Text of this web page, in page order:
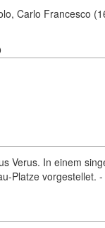
Carlo Francesco
Verus. In einem
Platze vorgestellet.